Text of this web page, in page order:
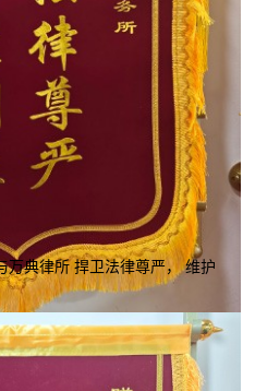
万典律所 捍卫法律尊严， 维护